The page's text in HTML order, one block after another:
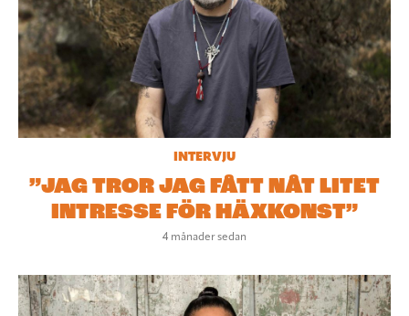
INTERVJU
”JAG TROR JAG FÅTT NÅT LITET
INTRESSE FÖR HÄXKONST”
4 månader sedan